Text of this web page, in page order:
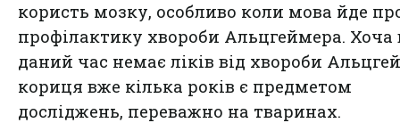
користь мозку, особливо коли мова йде
профілактику хвороби Альцгеймера. Хоча
даний час немає ліків від хвороби
кориця вже кілька років є предметом
досліджень, переважно на тваринах.